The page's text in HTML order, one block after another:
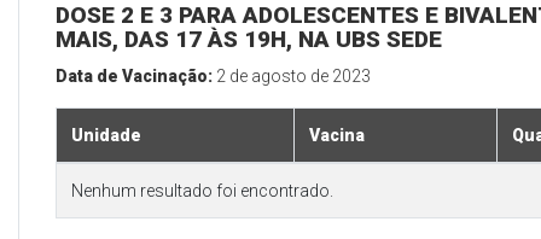
DOSE 2 E 3 PARA ADOLESCENTES E
MAIS, DAS 17 ÀS 19H, NA UBS SEDE
Data de Vacinação: 2 de agosto de 2023
Unidade Vacina
Nenhum resultado foi encontrado.